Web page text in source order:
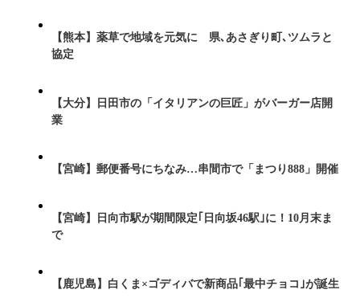
【熊本】薬草で地域を元気に 県､あさぎり町､ツムラと
協定
【大分】日田市の「イタリアンの巨匠」がバーガー店開
業
【宮崎】郵便番号にちなみ…串間市で「まつり888」開催
【宮崎】日向市駅が期間限定｢日向坂46駅｣に！10月末ま
で
【鹿児島】白くま×ゴディバで新商品｢最中チョコ｣が誕生